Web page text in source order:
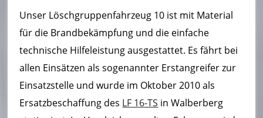
m
–
L
ö
s
Unser Löschgruppenfahrzeug 10 ist mit Material
für die Brandbekämpfung und die einfache
technische Hilfeleistung ausgestattet. Es fährt bei
allen Einsätzen als sogenannter Erstangreifer zur
Einsatzstelle und wurde im Oktober 2010 als
Ersatzbeschaffung des LF 16-TS in Walberberg